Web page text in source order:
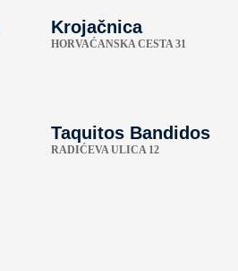
Krojačnica
HORVAĆANSKA CESTA 31
Taquitos Bandidos
RADIĆEVA ULICA 12